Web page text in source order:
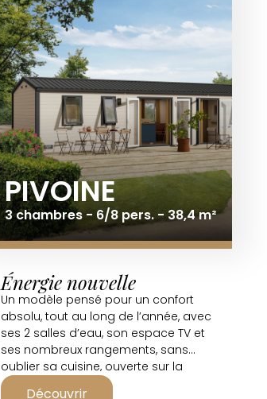
PIVOINE
3 chambres - 6/8 pers. - 38,4 m²
Énergie nouvelle
Un modèle pensé pour un confort
absolu, tout au long de l’année, avec
ses 2 salles d’eau, son espace TV et
ses nombreux rangements, sans
oublier sa cuisine, ouverte sur la
terrasse, pour savourer des déjeuners
Découvrir